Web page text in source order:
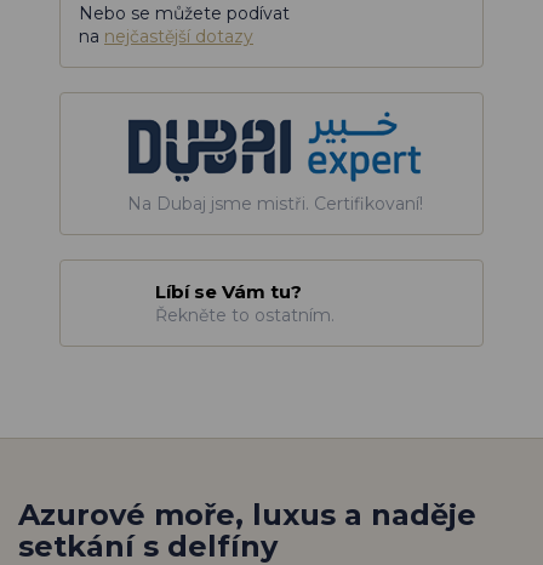
Nebo se můžete podívat
na nejčastější dotazy
Na Dubaj jsme mistři. Certifikovaní!
Líbí se Vám tu?
Řekněte to ostatním.
Azurové moře, luxus a naděje
setkání s delfíny